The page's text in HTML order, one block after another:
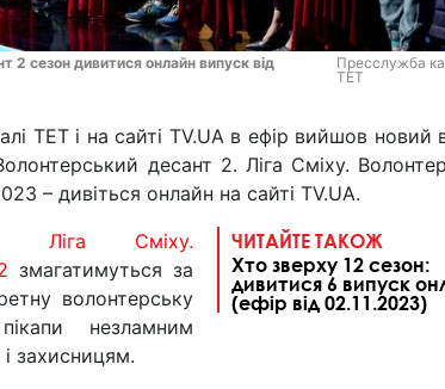
2 сезон дивитися онлайн випуск від
Пресслужба
ТЕТ
ТЕТ і на сайті TV.UA в ефір вийшов новий
десант 2. Ліга Сміху.
– дивіться онлайн на сайті TV.UA.
ЧИТАЙТЕ ТАКОЖ
Хто зверху 12 сезон:
дивитися 6 випуск
(ефір від 02.11.2023)
Ліга Сміху.
змагатимуться за
волонтерську
незламним
захисницям.